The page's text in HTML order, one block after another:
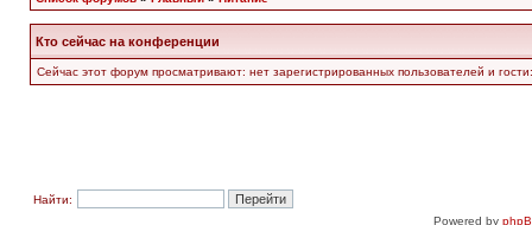
Кто сейчас на конференции
Сейчас этот форум просматривают: нет зарегистрированных пользователей и
Найти:
Powered by